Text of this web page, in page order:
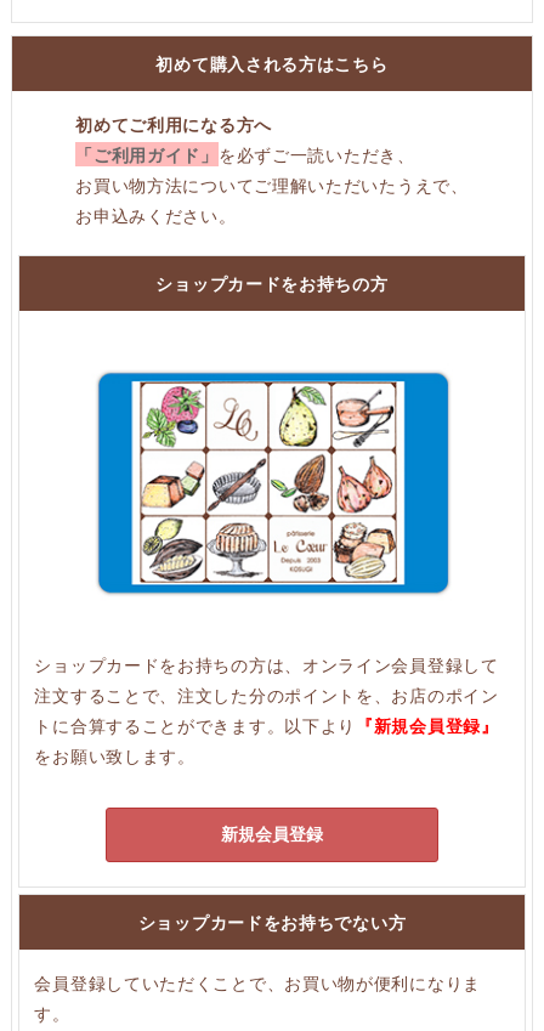
初めて購入される方はこちら
初めてご利用になる方へ
「ご利用ガイド」 を必ずご一読いただき、
お買い物方法についてご理解いただいたうえで、
お申込みください。
ショップカードをお持ちの方
ショップカードをお持ちの方は、オンライン会員登録して
注文することで、注文した分のポイントを、お店のポイン
トに合算することができます。以下より 『新規会員登録』
をお願い致します。
新規会員登録
ショップカードをお持ちでない方
会員登録していただくことで、お買い物が便利になりま
す。